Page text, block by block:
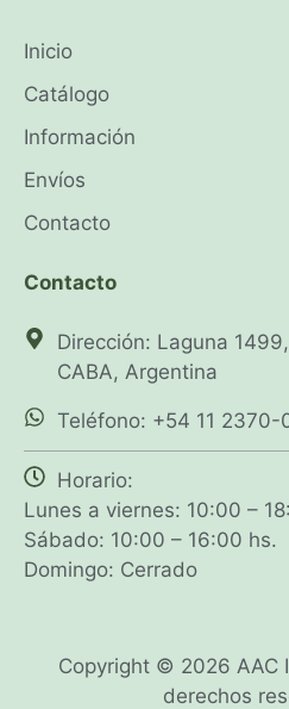
Inicio
Catálogo
Información
Envíos
Contacto
Contacto
Dirección: Laguna
CABA, Argentina
Teléfono: +54 11 2370-
Horario:
Lunes a viernes: 10:00 –
Sábado: 10:00 – 16:00 hs.
Domingo: Cerrado
Copyright © 2026 AAC
derechos